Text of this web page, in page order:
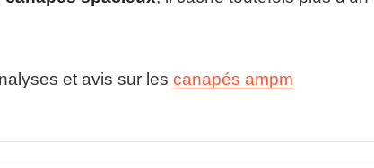
Dimensions 5
et avis sur les canapés ampm